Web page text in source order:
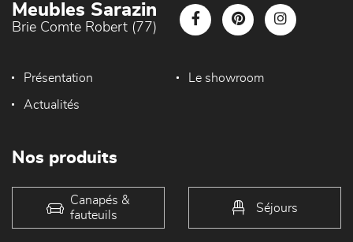
Meubles Sarazin
Brie Comte Robert (77)
Présentation Le showroom
Actualités
Nos produits
Canapés &
fauteuils
Séjours